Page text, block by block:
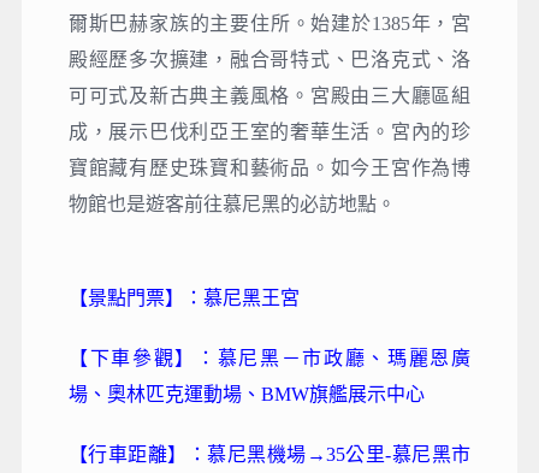
爾斯巴赫家族的主要住所。始建於1385年，宮
殿經歷多次擴建，融合哥特式、巴洛克式、洛
可可式及新古典主義風格。宮殿由三大廳區組
成，展示巴伐利亞王室的奢華生活。宮內的珍
寶館藏有歷史珠寶和藝術品。如今王宮作為博
物館也是遊客前往慕尼黑的必訪地點。
【景點門票】：慕尼黑王宮
【下車參觀】：慕尼黑－市政廳、瑪麗恩廣
場、奧林匹克運動場、BMW旗艦展示中心
【行車距離】：慕尼黑機場→35公里-慕尼黑市